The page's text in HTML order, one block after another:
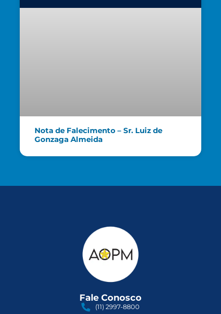
Nota de Falecimento – Sr. Luiz de
Gonzaga Almeida
Fale Conosco
(11) 2997-8800